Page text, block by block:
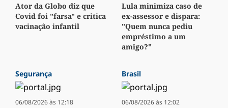
Ator da Globo diz que
Covid foi "farsa" e critica
vacinação infantil
Lula minimiza caso de
ex-assessor e dispara:
"Quem nunca pediu
empréstimo a um
amigo?"
Segurança
06/08/2026 às 12:18
Brasil
06/08/2026 às 12:02